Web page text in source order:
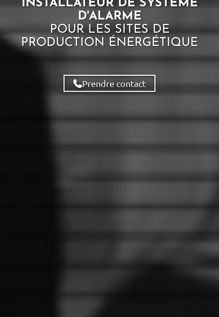
INSTALLATEUR DE SYSTÈME
D'ALARME
POUR LES SITES DE
PRODUCTION ÉNERGÉTIQUE
Prendre contact